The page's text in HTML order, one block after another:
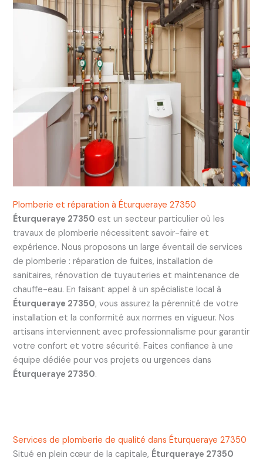
Plomberie et réparation à Éturqueraye 27350
Éturqueraye 27350 est un secteur particulier où les
travaux de plomberie nécessitent savoir-faire et
expérience. Nous proposons un large éventail de services
de plomberie : réparation de fuites, installation de
sanitaires, rénovation de tuyauteries et maintenance de
chauffe-eau. En faisant appel à un spécialiste local à
Éturqueraye 27350, vous assurez la pérennité de votre
installation et la conformité aux normes en vigueur. Nos
artisans interviennent avec professionnalisme pour garantir
votre confort et votre sécurité. Faites confiance à une
équipe dédiée pour vos projets ou urgences dans
Éturqueraye 27350.
Services de plomberie de qualité dans Éturqueraye 27350
Situé en plein cœur de la capitale, Éturqueraye 27350